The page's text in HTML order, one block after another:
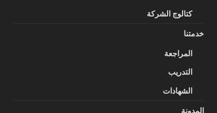
كتالوج الشركة
خدمتنا
المراجعة
التدريب
الشهادات
المدونة